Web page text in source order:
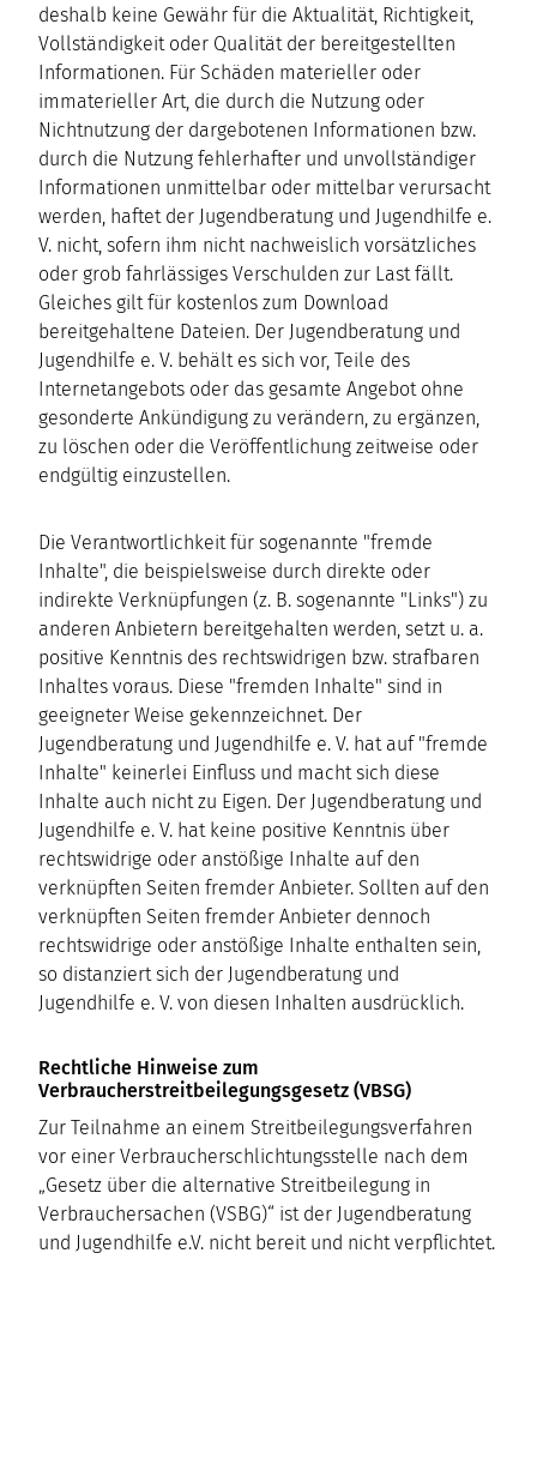
deshalb keine Gewähr für die Aktualität, Richtigkeit,
Vollständigkeit oder Qualität der bereitgestellten
Informationen. Für Schäden materieller oder
immaterieller Art, die durch die Nutzung oder
Nichtnutzung der dargebotenen Informationen bzw.
durch die Nutzung fehlerhafter und unvollständiger
Informationen unmittelbar oder mittelbar verursacht
werden, haftet der Jugendberatung und Jugendhilfe e.
V. nicht, sofern ihm nicht nachweislich vorsätzliches
oder grob fahrlässiges Verschulden zur Last fällt.
Gleiches gilt für kostenlos zum Download
bereitgehaltene Dateien. Der Jugendberatung und
Jugendhilfe e. V. behält es sich vor, Teile des
Internetangebots oder das gesamte Angebot ohne
gesonderte Ankündigung zu verändern, zu ergänzen,
zu löschen oder die Veröffentlichung zeitweise oder
endgültig einzustellen.
Die Verantwortlichkeit für sogenannte "fremde
Inhalte", die beispielsweise durch direkte oder
indirekte Verknüpfungen (z. B. sogenannte "Links") zu
anderen Anbietern bereitgehalten werden, setzt u. a.
positive Kenntnis des rechtswidrigen bzw. strafbaren
Inhaltes voraus. Diese "fremden Inhalte" sind in
geeigneter Weise gekennzeichnet. Der
Jugendberatung und Jugendhilfe e. V. hat auf "fremde
Inhalte" keinerlei Einfluss und macht sich diese
Inhalte auch nicht zu Eigen. Der Jugendberatung und
Jugendhilfe e. V. hat keine positive Kenntnis über
rechtswidrige oder anstößige Inhalte auf den
verknüpften Seiten fremder Anbieter. Sollten auf den
verknüpften Seiten fremder Anbieter dennoch
rechtswidrige oder anstößige Inhalte enthalten sein,
so distanziert sich der Jugendberatung und
Jugendhilfe e. V. von diesen Inhalten ausdrücklich.
Rechtliche Hinweise zum
Verbraucherstreitbeilegungsgesetz (VBSG)
Zur Teilnahme an einem Streitbeilegungsverfahren
vor einer Verbraucherschlichtungsstelle nach dem
„Gesetz über die alternative Streitbeilegung in
Verbrauchersachen (VSBG)“ ist der Jugendberatung
und Jugendhilfe e.V. nicht bereit und nicht verpflichtet.